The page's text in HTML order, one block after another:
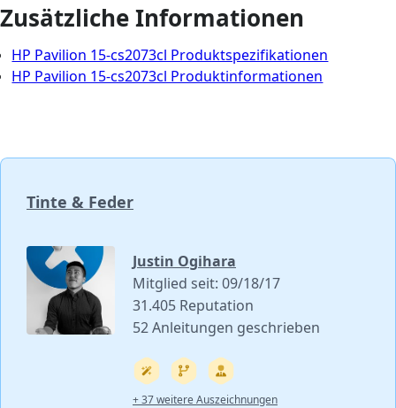
Zusätzliche Informationen
HP Pavilion 15-cs2073cl Produktspezifikationen
HP Pavilion 15-cs2073cl Produktinformationen
Tinte & Feder
Justin Ogihara
Mitglied seit: 09/18/17
31.405 Reputation
52 Anleitungen geschrieben
+ 37 weitere Auszeichnungen